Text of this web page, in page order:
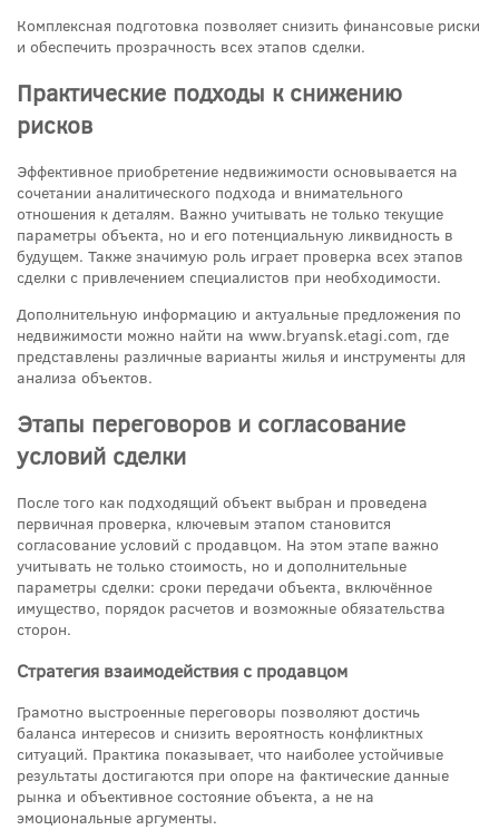
Комплексная подготовка позволяет снизить финансовые риски
и обеспечить прозрачность всех этапов сделки.
Практические подходы к снижению
рисков
Эффективное приобретение недвижимости основывается на
сочетании аналитического подхода и внимательного
отношения к деталям. Важно учитывать не только текущие
параметры объекта, но и его потенциальную ликвидность в
будущем. Также значимую роль играет проверка всех этапов
сделки с привлечением специалистов при необходимости.
Дополнительную информацию и актуальные предложения по
недвижимости можно найти на www.bryansk.etagi.com, где
представлены различные варианты жилья и инструменты для
анализа объектов.
Этапы переговоров и согласование
условий сделки
После того как подходящий объект выбран и проведена
первичная проверка, ключевым этапом становится
согласование условий с продавцом. На этом этапе важно
учитывать не только стоимость, но и дополнительные
параметры сделки: сроки передачи объекта, включённое
имущество, порядок расчетов и возможные обязательства
сторон.
Стратегия взаимодействия с продавцом
Грамотно выстроенные переговоры позволяют достичь
баланса интересов и снизить вероятность конфликтных
ситуаций. Практика показывает, что наиболее устойчивые
результаты достигаются при опоре на фактические данные
рынка и объективное состояние объекта, а не на
эмоциональные аргументы.